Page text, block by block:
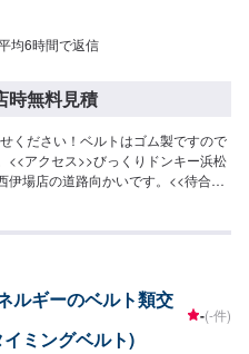
均6時間で返信
時無料見積
ください！ベルトはゴム製ですので
<<アクセス>>びっくりドンキー浜松
伊場店の道路向かいです。<<待合室
ルギーのベルト類交
ミングベルト)
-(-件)